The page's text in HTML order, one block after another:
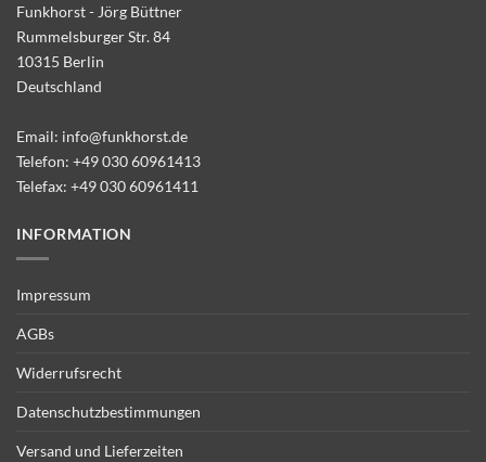
Funkhorst - Jörg Büttner
Rummelsburger Str. 84
10315 Berlin
Deutschland
Email: info@funkhorst.de
Telefon: +49 030 60961413
Telefax: +49 030 60961411
INFORMATION
Impressum
AGBs
Widerrufsrecht
Datenschutzbestimmungen
Versand und Lieferzeiten